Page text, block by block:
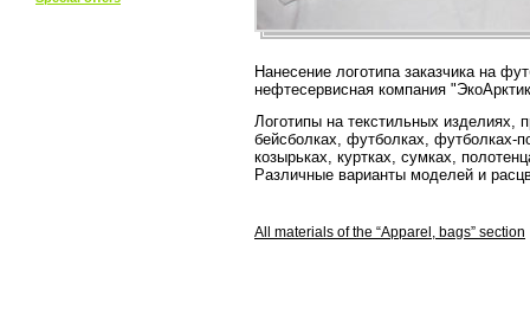
Нанесение логотипа заказчика на
нефтесервисная компания
Логотипы на текстильных изделиях,
бейсболках, футболках, футболках-
козырьках, куртках, сумках,
Различные варианты моделей и
All materials of the “Apparel, bags” section